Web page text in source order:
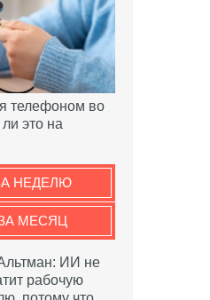
телефоном во
это на
НЕДЕЛЮ
МЕСЯЦ
ИИ не
рабочую